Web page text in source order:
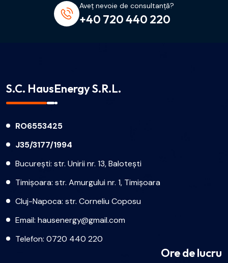
Aveț nevoie de consultanță?
+40 720 440 220
S.C. HausEnergy S.R.L.
RO6553425
J35/3177/1994
București: str. Unirii nr. 13, Balotești
Timișoara: str. Amurgului nr. 1, Timișoara
Cluj-Napoca: str. Corneliu Coposu
Email: hausenergy@gmail.com
Telefon: 0720 440 220
Ore de lucru